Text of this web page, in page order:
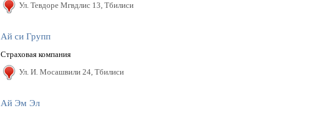
Ул. Тевдоре Мгвдлис 13, Тбилиси
Ай си Групп
Страховая компания
Ул. И. Мосашвили 24, Тбилиси
Ай Эм Эл